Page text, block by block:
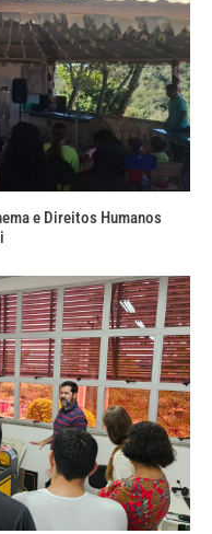
e Direitos Humanos